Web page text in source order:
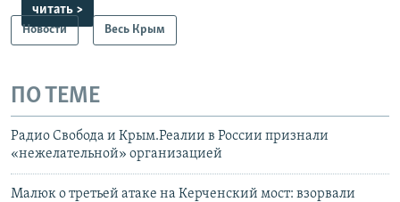
читать >
Новости Весь Крым
ПО ТЕМЕ
Радио Свобода и Крым.Реалии в России признали
«нежелательной» организацией
Малюк о третьей атаке на Керченский мост: взорвали